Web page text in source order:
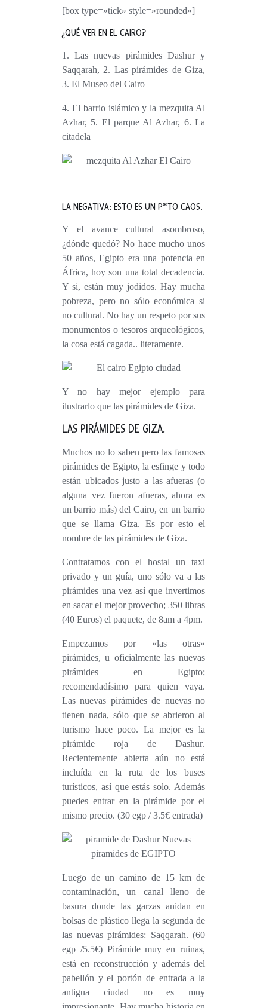
[box type=»tick» style=»rounded»]
¿QUÉ VER EN EL CAIRO?
1. Las nuevas pirámides Dashur y
Saqqarah, 2. Las pirámides de Giza,
3. El Museo del Cairo
4. El barrio islámico y la mezquita Al
Azhar, 5. El parque Al Azhar, 6. La
citadela
LA NEGATIVA: ESTO ES UN P*TO CAOS.
Y el avance cultural asombroso,
¿dónde quedó? No hace mucho unos
50 años, Egipto era una potencia en
África, hoy son una total decadencia.
Y si, están muy jodidos. Hay mucha
pobreza, pero no sólo económica si
no cultural. No hay un respeto por sus
monumentos o tesoros arqueológicos,
la cosa está cagada.. literamente.
Y no hay mejor ejemplo para
ilustrarlo que las pirámides de Giza.
LAS PIRÁMIDES DE GIZA.
Muchos no lo saben pero las famosas
pirámides de Egipto, la esfinge y todo
están ubicados justo a las afueras (o
alguna vez fueron afueras, ahora es
un barrio más) del Cairo, en un barrio
que se llama Giza. Es por esto el
nombre de las pirámides de Giza.
Contratamos con el hostal un taxi
privado y un guía, uno sólo va a las
pirámides una vez así que invertimos
en sacar el mejor provecho; 350 libras
(40 Euros) el paquete, de 8am a 4pm.
Empezamos por «las otras»
pirámides, u oficialmente las nuevas
pirámides en Egipto;
recomendadísimo para quien vaya.
Las nuevas pirámides de nuevas no
tienen nada, sólo que se abrieron al
turismo hace poco. La mejor es la
pirámide roja de Dashur.
Recientemente abierta aún no está
incluída en la ruta de los buses
turísticos, así que estás solo. Además
puedes entrar en la pirámide por el
mismo precio. (30 egp / 3.5€ entrada)
Luego de un camino de 15 km de
contaminación, un canal lleno de
basura donde las garzas anidan en
bolsas de plástico llega la segunda de
las nuevas pirámides: Saqqarah. (60
egp /5.5€) Pirámide muy en ruinas,
está en reconstrucción y además del
pabellón y el portón de entrada a la
antigua ciudad no es muy